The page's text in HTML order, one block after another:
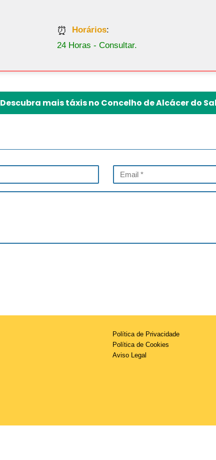
Horários:
24 Horas - Consultar.
Descubra mais táxis no Concelho de Alcácer do Sal
Política de Privacidade
Política de Cookies
Aviso Legal